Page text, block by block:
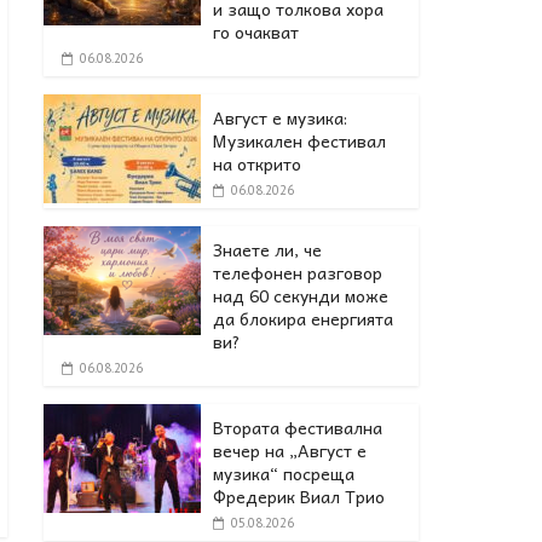
и защо толкова хора
го очакват
06.08.2026
Август е музика:
Музикален фестивал
на открито
06.08.2026
Знаете ли, че
телефонен разговор
над 60 секунди може
да блокира енергията
ви?
06.08.2026
Втората фестивална
вечер на „Август е
музика“ посреща
Фредерик Виал Трио
05.08.2026